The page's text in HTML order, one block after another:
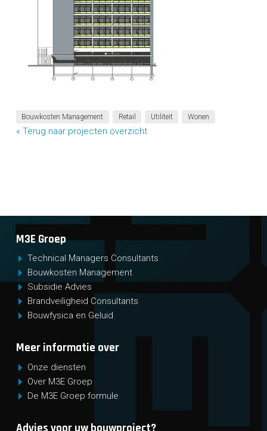
Bouwkosten Management Retail Utiliteit Wonen
« Terug naar projecten overzicht
M3E Groep
Technical Managers Consultants
Bouwkosten Management
Subsidie Advies
Brandveiligheid Consultants
Bouwfysica en Geluid
Meer informatie over
Onze diensten
Over M3E Groep
De M3E Groep formule